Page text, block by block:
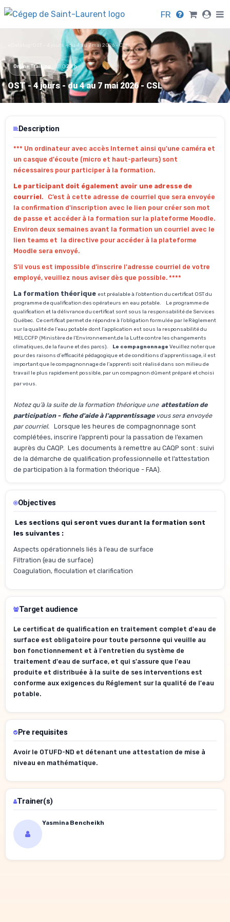
FR
OST - 4 jours - du 4 au 7 mai 2026 - CSL
Online Training 28 h
OST - 4 jours - du 4 au 7 mai 2026 - CSL
Description
*** Un ordinateur avec accès Internet ainsi qu'une caméra et
un casque d'écoute (micro et haut-parleurs) sont
nécessaires pour participer à la formation.
Le participant doit également avoir une adresse de
courriel. C’est à cette adresse de courriel que sera envoyée
la confirmation d'inscription avec le lien pour créer son mot
de passe et accéder à la formation sur la plateforme Moodle.
Environ deux semaines avant la formation un courriel avec le
lien teams et la directive pour accéder à la plateforme
Moodle sera envoyé.
S’il vous est impossible d’inscrire l'adresse courriel de votre
employé, veuillez nous aviser dès que possible. ****
La formation théorique est préalable à l’obtention du certificat OST du
programme de qualification des opérateurs en eau potable. Le programme de
qualification et la délivrance du certificat sont sous la responsabilité de Services
Québec. Ce certificat permet de répondre à l’obligation formulée par le Règlement
sur la qualité de l’eau potable dont l’application est sous la responsabilité du
MELCCFP (Ministère de l’Environnement,de la Lutte contre les changements
climatiques, de la faune et des parcs).
Le compagnonnage Veuillez noter que
pour des raisons d’efficacité pédagogique et de conditions d’apprentissage, il est
important que le compagnonnage de l’apprenti soit réalisé dans son milieu de
travail le plus rapidement possible, par un compagnon dûment préparé et choisi
par vous.
Notez qu’à la suite de la formation théorique une attestation de
participation - fiche d'aide à l'apprentissage vous sera envoyée
par courriel. Lorsque les heures de compagnonnage sont
complétées, inscrire l’apprenti pour la passation de l’examen
auprès du CAQP. Les documents à remettre au CAQP sont : suivi
de la démarche de qualification professionnelle et l’attestation
de participation à la formation théorique - FAA).
Objectives
Les sections qui seront vues durant la formation sont
les suivantes :
Aspects opérationnels liés à l’eau de surface
Filtration (eau de surface)
Coagulation, floculation et clarification
Target audience
Le certificat de qualification en traitement complet d'eau de
surface est obligatoire pour toute personne qui veuille au
bon fonctionnement et à l'entretien du système de
traitement d'eau de surface, et qui s'assure que l'eau
produite et distribuée à la suite de ses interventions est
conforme aux exigences du Réglement sur la qualité de l'eau
potable.
Pre requisites
Avoir le OTUFD-ND et détenant une attestation de mise à
niveau en mathématique.
Trainer(s)
Yasmina Bencheikh